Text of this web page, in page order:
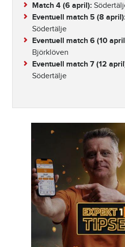
Match 4 (6 april):
Eventuell match 5 (8
Södertälje
Eventuell match 6 (10
Björklöven
Eventuell match 7 (12
Södertälje